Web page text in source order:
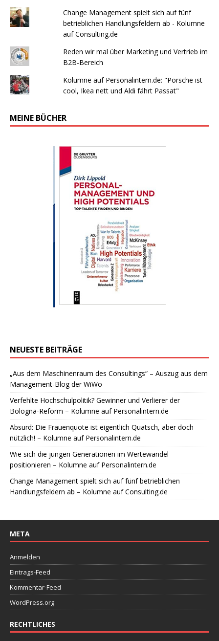
Change Management spielt sich auf fünf
betrieblichen Handlungsfeldern ab - Kolumne
auf Consulting.de
Reden wir mal über Marketing und Vertrieb im
B2B-Bereich
Kolumne auf Personalintern.de: "Porsche ist
cool, Ikea nett und Aldi fährt Passat"
MEINE BÜCHER
NEUESTE BEITRÄGE
„Aus dem Maschinenraum des Consultings“ – Auszug aus dem
Management-Blog der WiWo
Verfehlte Hochschulpolitik? Gewinner und Verlierer der
Bologna-Reform – Kolumne auf Personalintern.de
Absurd: Die Frauenquote ist eigentlich Quatsch, aber doch
nützlich! – Kolumne auf Personalintern.de
Wie sich die jungen Generationen im Wertewandel
positionieren – Kolumne auf Personalintern.de
Change Management spielt sich auf fünf betrieblichen
Handlungsfeldern ab – Kolumne auf Consulting.de
META
Anmelden
Eintrags-Feed
Kommentar-Feed
WordPress.org
RECHTLICHES